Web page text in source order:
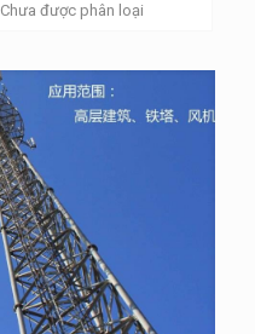
Chưa được phân loại